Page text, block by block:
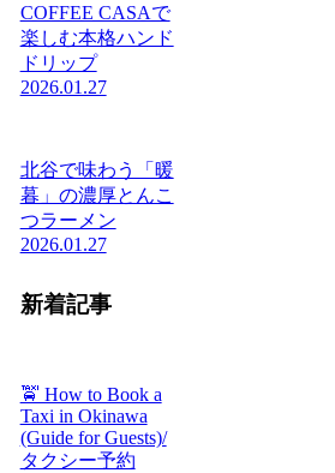
COFFEE CASAで
楽しむ本格ハンド
ドリップ
2026.01.27
北谷で味わう「暖
暮」の濃厚とんこ
つラーメン
2026.01.27
新着記事
🚖 How to Book a
Taxi in Okinawa
(Guide for Guests)/
タクシー予約